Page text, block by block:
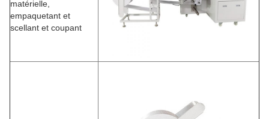
matérielle,
empaquetant et
scellant et coupant